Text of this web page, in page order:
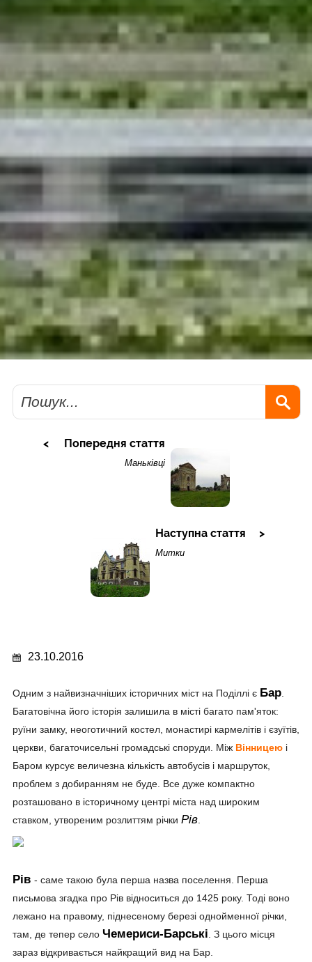
Пошук
Попередня стаття
Маньківці
Наступна стаття
Митки
23.10.2016
Одним з найвизначніших історичних міст на Поділлі є Бар
Багатовічна його історія залишила в місті багато пам'яток:
руїни замку, неоготичний костел, монастирі кармелітів і єзуїтів,
церкви, багаточисельні громадські споруди. Між Вінницею і
Баром курсує величезна кількість автобусів і маршруток,
проблем з добиранням не буде. Все дуже компактно
розташовано в історичному центрі міста над широким
ставком, утвореним розлиттям річки Рів
Рів - саме такою була перша назва поселення. Перша
письмова згадка про Рів відноситься до 1425 року. Тоді воно
лежано на правому, піднесеному березі однойменної річки,
там, де тепер село Чемериси-Барські . З цього місця
зараз відкривається найкращий вид на Бар.